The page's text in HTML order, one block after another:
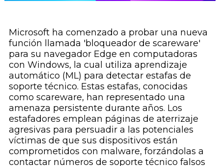
Microsoft ha comenzado a probar una nueva
función llamada 'bloqueador de scareware'
para su navegador Edge en computadoras
con Windows, la cual utiliza aprendizaje
automático (ML) para detectar estafas de
soporte técnico. Estas estafas, conocidas
como scareware, han representado una
amenaza persistente durante años. Los
estafadores emplean páginas de aterrizaje
agresivas para persuadir a las potenciales
víctimas de que sus dispositivos están
comprometidos con malware, forzándolas a
contactar números de soporte técnico falsos